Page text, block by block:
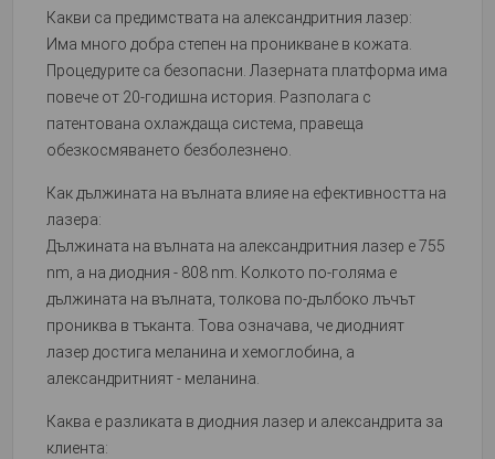
Какви са предимствата на александритния лазер:
Има много добра степен на проникване в кожата.
Процедурите са безопасни. Лазерната платформа има
повече от 20-годишна история. Разполага с
патентована охлаждаща система, правеща
обезкосмяването безболезнено.
Как дължината на вълната влияе на ефективността на
лазера:
Дължината на вълната на александритния лазер е 755
nm, а на диодния - 808 nm. Колкото по-голяма е
дължината на вълната, толкова по-дълбоко лъчът
прониква в тъканта. Това означава, че диодният
лазер достига меланина и хемоглобина, а
александритният - меланина.
Каква е разликата в диодния лазер и александрита за
клиента: